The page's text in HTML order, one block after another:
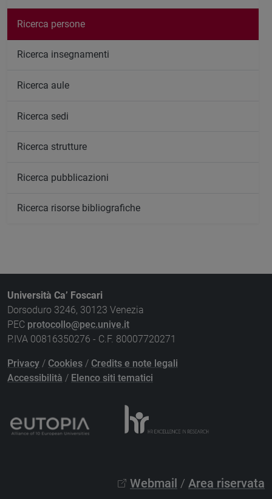
Ricerca persone
Ricerca insegnamenti
Ricerca aule
Ricerca sedi
Ricerca strutture
Ricerca pubblicazioni
Ricerca risorse bibliografiche
Università Ca’ Foscari
Dorsoduro 3246, 30123 Venezia
PEC protocollo@pec.unive.it
P.IVA 00816350276 - C.F. 80007720271
Privacy / Cookies / Credits e note legali
Accessibilità / Elenco siti tematici
Webmail / Area riservata